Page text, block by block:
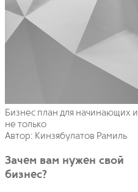
Бизнес план для начинающих и
не только
Автор: Кинзябулатов Рамиль
Зачем вам нужен свой
бизнес?